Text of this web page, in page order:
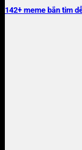
142+ meme bắn tim